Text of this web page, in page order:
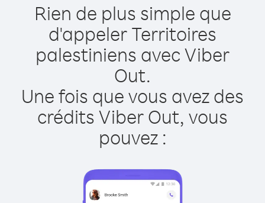
Rien de plus simple que
d'appeler Territoires
palestiniens avec Viber
Out.
Une fois que vous avez des
crédits Viber Out, vous
pouvez :